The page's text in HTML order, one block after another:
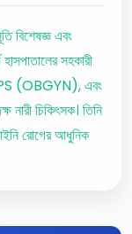
বিশেষজ্ঞ এবং
সহকারী
(OBGYN), এবং
চিকিৎসক। তিনি
রোগের আধুনিক